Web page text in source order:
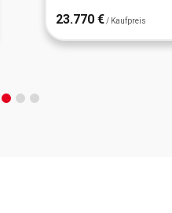
23.770 € / Kaufpreis